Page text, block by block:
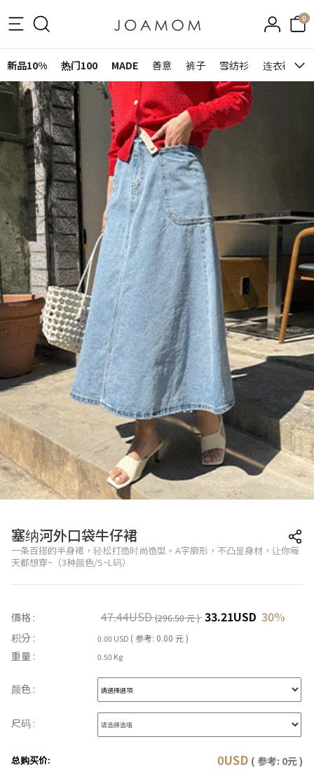
0
新品10% 热门100 MADE 善意 裤子 雪纺衫 连衣裙&裙
塞纳河外口袋牛仔裙
一条百搭的半身裙，轻松打造时尚造型。A字廓形，不凸显身材，让你每
天都想穿~（3种颜色/S~L码）
價格 : 47.44USD (296.50 元 ) 33.21USD 30%
积分 : 0.00 USD ( 参考: 0.00 元 )
重量 : 0.50 Kg
颜色 :
尺码 :
总购买价: 0USD ( 参考: 0元 )